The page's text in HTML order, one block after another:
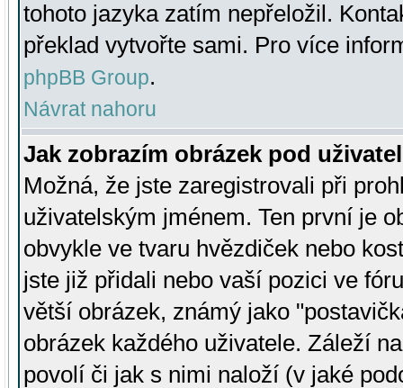
tohoto jazyka zatím nepřeložil.
překlad vytvořte sami. Pro více
phpBB Group.
Návrat nahoru
Jak zobrazím obrázek pod
Možná, že jste zaregistrovali při
uživatelským jménem. Ten první je
obvykle ve tvaru hvězdiček nebo
jste již přidali nebo vaší pozici ve
větší obrázek, známý jako
obrázek každého uživatele. Záleží
povolí či jak s nimi naloží (v jaké